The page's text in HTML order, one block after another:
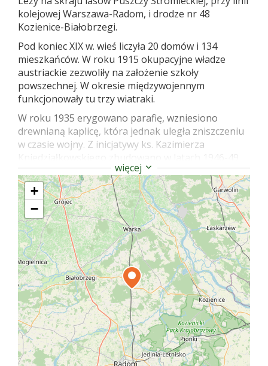
kolejowej Warszawa-Radom, i drodze nr 48
Kozienice-Białobrzegi.
Pod koniec XIX w. wieś liczyła 20 domów i 134
mieszkańców. W roku 1915 okupacyjne władze
austriackie zezwoliły na założenie szkoły
powszechnej. W okresie międzywojennym
funkcjonowały tu trzy wiatraki.
W roku 1935 erygowano parafię, wzniesiono
drewnianą kaplicę, która jednak uległa zniszczeniu
w czasie wojny. Z inicjatywy ks. Kazimierza
drewniany kościół p.w. św. Teresy od Dzieciątka
Jezus. Budowniczym kościoła był Józef Nauman wg
proj. W. Prokulskiego. Obiekt poświęcono w 1949 r.
a dokonał tego bp Jan Kanty Lorek. Kościół jest
budowlą bezstylową, konstrukcji ryglowej, z
oryginalną wieżą z izbicą. Posiada trzy nawy a w
ołtarzu głównym znajduje się obraz św. Teresy od
Dzieciątka Jezus; na jego zasłonie obraz matki
Boskiej Niepokalanej.
Stacja kolejowa Dobieszyn była w czasie II wojny
światowej miejscem licznych akcji partyzanckich.
W pobliżu zabudowań Nadleśnictwa Dobieszyn
rezerwat przyrody „Starodrzew Dobieszyński”
chroniący naturalny las sosnowo-dębowy.
więcej
+
−